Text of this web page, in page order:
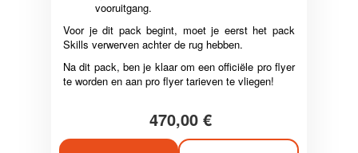
vooruitgang.
Voor je dit pack begint, moet je eerst het pack
Skills verwerven achter de rug hebben.
Na dit pack, ben je klaar om een officiële pro flyer
te worden en aan pro flyer tarieven te vliegen!
470,00 €